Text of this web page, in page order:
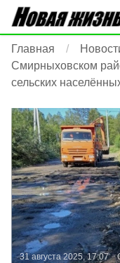
Главная
Смирныховском
сельских
31 августа 2025, 17:07